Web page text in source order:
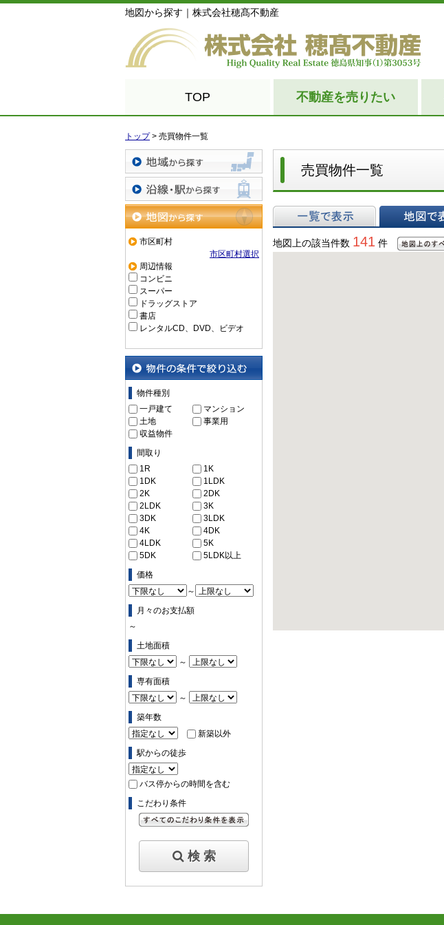
地図から探す｜株式会社穂髙不動産
TOP 不動産を売りたい
トップ> 売買物件一覧
地域から探す
沿線・駅から探す
地図から探す
市区町村
市区町村選択
周辺情報
コンビニ
スーパー
ドラッグストア
書店
レンタルCD、DVD、ビデオ
物件の条件で絞り込む
物件種別
一戸建て
マンション
土地
事業用
収益物件
間取り
1R
1K
1DK
1LDK
2K
2DK
2LDK
3K
3DK
3LDK
4K
4DK
4LDK
5K
5DK
5LDK以上
価格
～
月々のお支払額
～
土地面積
～
専有面積
～
築年数
新築以外
駅からの徒歩
バス停からの時間を含む
こだわり条件
検 索
売買物件一覧
地図上の該当件数 141 件